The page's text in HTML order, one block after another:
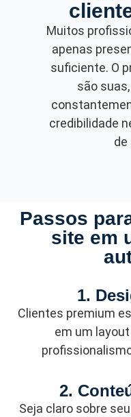
Muitos
apenas
suficiente. O
são
credibilidade
de
Passos
site em
1.
Clientes premium
em um
2.
Seja claro sobre